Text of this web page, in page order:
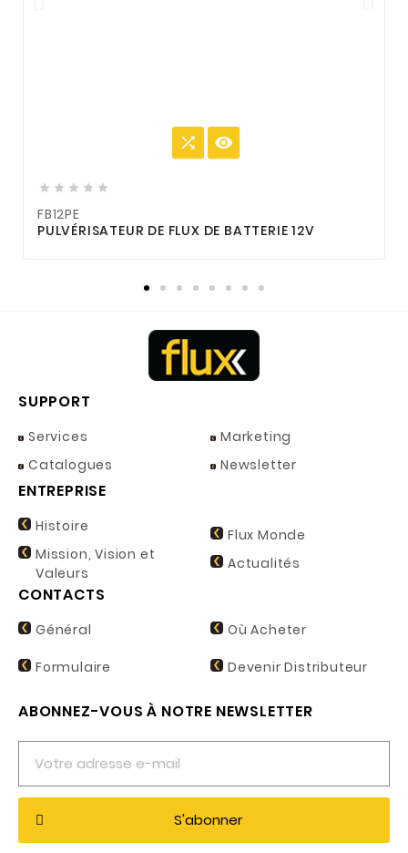
 
    
FB12PE
PULVÉRISATEUR DE FLUX DE BATTERIE 12V
SUPPORT
Services
Catalogues
Marketing
Newsletter
ENTREPRISE
Histoire
Mission, Vision et
Valeurs
Flux Monde
Actualités
CONTACTS
Général
Formulaire
Où Acheter
Devenir Distributeur
ABONNEZ-VOUS À NOTRE NEWSLETTER
S'abonner